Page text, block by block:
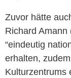
Zuvor hätte
Richard
“eindeutig
erhalten,
Kulturzentrums